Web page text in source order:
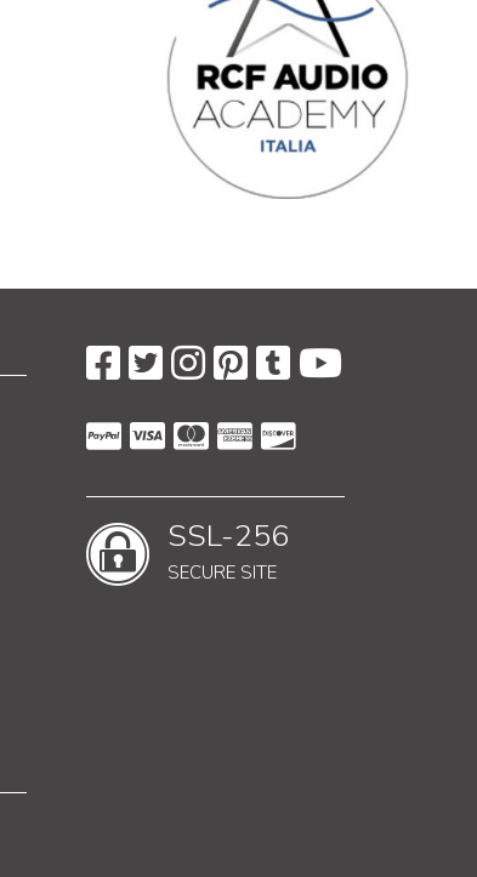
SSL-256
SECURE SITE